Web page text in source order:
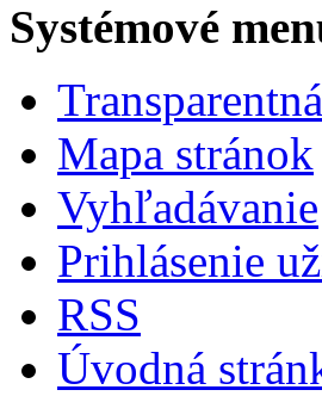
Systémové
Mapa stránok
Vyhľadávanie
Prihlásenie
RSS
Úvodná